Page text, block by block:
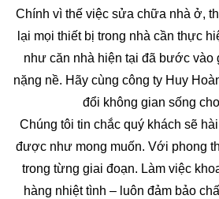
Chính vì thế việc sửa chữa nhà ở,
lại mọi thiết bị trong nhà cần thực
như căn nhà hiện tại đã bước vào
nặng nề. Hãy cùng công ty Huy
đổi không gian sống
Chúng tôi tin chắc quý khách sẽ
được như mong muốn. Với phong
trong từng giai đoạn. Làm việc
hàng nhiệt tình – luôn đảm bảo